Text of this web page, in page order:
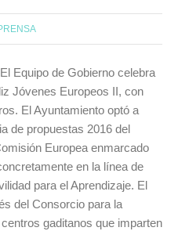
El Equipo de Gobierno celebra
Jóvenes Europeos II, con
El Ayuntamiento optó a
de propuestas 2016 del
Europea enmarcado
en la línea de
para el Aprendizaje. El
del Consorcio para la
gaditanos que imparten